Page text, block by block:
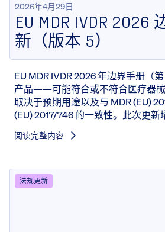
2026年4月29日
EU MDR IVDR 2026
新（版本 5）
EU MDR IVDR 2026 年边界手册（
产品——可能符合或不符合医疗器
取决于预期用途以及与 MDR (EU)
(EU) 2017/746 的一致性。此次更新
阅读完整内容
法规更新